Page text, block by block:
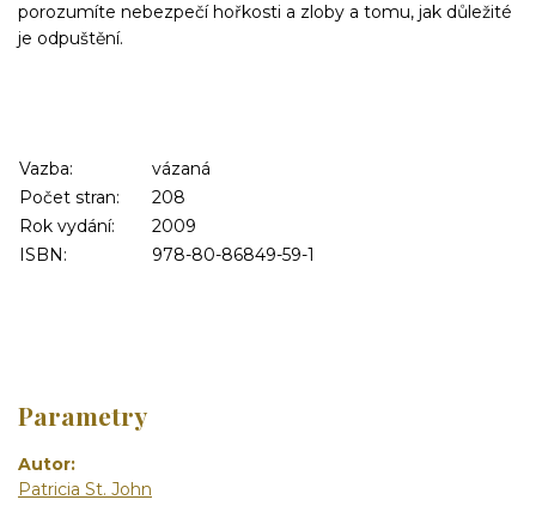
porozumíte nebezpečí hořkosti a zloby a tomu, jak důležité
je odpuštění.
Vazba:
vázaná
Počet stran:
208
Rok vydání:
2009
ISBN:
978-80-86849-59-1
Parametry
Autor
Patricia St. John